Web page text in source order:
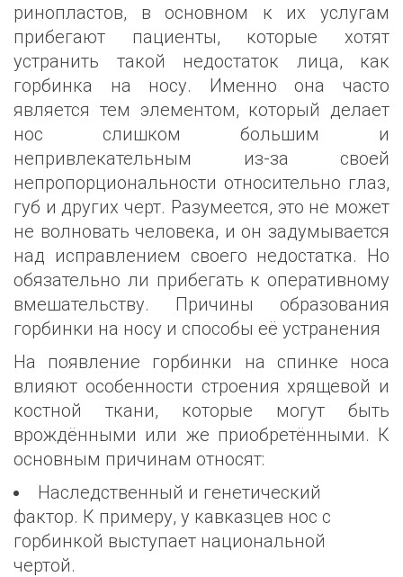
ринопластов, в основном к их услугам
прибегают пациенты, которые хотят
устранить такой недостаток лица, как
горбинка на носу. Именно она часто
является тем элементом, который делает
нос слишком большим и
непривлекательным из-за своей
непропорциональности относительно глаз,
губ и других черт. Разумеется, это не может
не волновать человека, и он задумывается
над исправлением своего недостатка. Но
обязательно ли прибегать к оперативному
вмешательству. Причины образования
горбинки на носу и способы её устранения
На появление горбинки на спинке носа
влияют особенности строения хрящевой и
костной ткани, которые могут быть
врождёнными или же приобретёнными. К
основным причинам относят:
Наследственный и генетический
фактор. К примеру, у кавказцев нос с
горбинкой выступает национальной
чертой.